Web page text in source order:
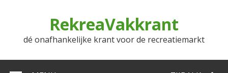
RekreaVakkrant
dé onafhankelijke krant voor de recreatiemarkt